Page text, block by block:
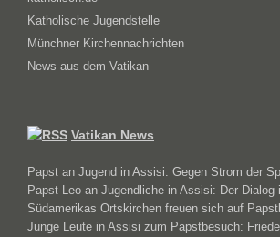
Katholische Jugendstelle
Münchner Kirchennachrichten
News aus dem Vatikan
Vatikan News
Papst an Jugend in Assisi: Gegen Strom der
Papst Leo an Jugendliche in Assisi: Der Dialog
Südamerikas Ortskirchen freuen sich auf
Junge Leute in Assisi zum Papstbesuch: